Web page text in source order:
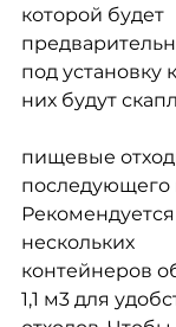
которой будет
под установку
них будут
пищевые
последующего
нескольких
контейнеров
1,1 м3 для